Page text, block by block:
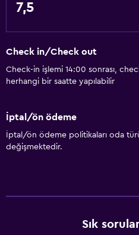
7,5
Check in/Check out
Check-in işlemi 14:00 sonrası,
herhangi bir saatte yapılabilir
İptal/ön ödeme
İptal/ön ödeme politikaları oda
değişmektedir.
Sık